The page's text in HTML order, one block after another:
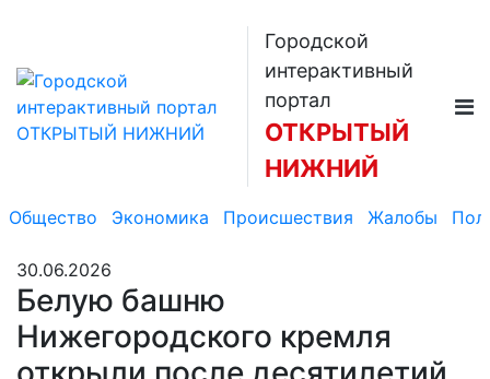
Городской
интерактивный
портал
ОТКРЫТЫЙ
НИЖНИЙ
Общество Экономика Происшествия Жалобы
30.06.2026
Белую башню
Нижегородского кремля